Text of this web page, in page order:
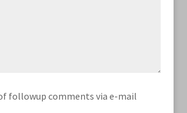
followup comments via e-mail